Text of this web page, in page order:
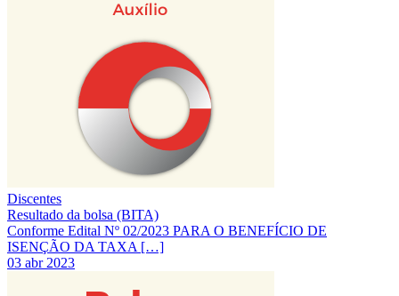
Discentes
Resultado da bolsa (BITA)
Conforme Edital Nº 02/2023 PARA O BENEFÍCIO DE
ISENÇÃO DA TAXA […]
03 abr 2023